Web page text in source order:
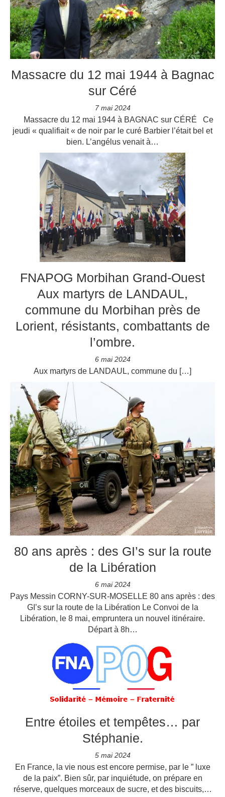
Massacre du 12 mai 1944 à Bagnac
sur Céré
7 mai 2024
Massacre du 12 mai 1944 à BAGNAC sur CÉRÉ Ce
jeudi « qualifiait « de noir par le curé Barbier l’était bel et
bien. L’angélus venait à…
FNAPOG Morbihan Grand-Ouest
Aux martyrs de LANDAUL,
commune du Morbihan près de
Lorient, résistants, combattants de
l’ombre.
6 mai 2024
Aux martyrs de LANDAUL, commune du […]
80 ans après : des GI’s sur la route
de la Libération
6 mai 2024
Pays Messin CORNY-SUR-MOSELLE 80 ans après : des
GI’s sur la route de la Libération Le Convoi de la
Libération, le 8 mai, empruntera un nouvel itinéraire.
Départ à 8h…
Entre étoiles et tempêtes… par
Stéphanie.
5 mai 2024
En France, la vie nous est encore permise, par le ” luxe
de la paix”. Bien sûr, par inquiétude, on prépare en
réserve, quelques morceaux de sucre, et des biscuits,…